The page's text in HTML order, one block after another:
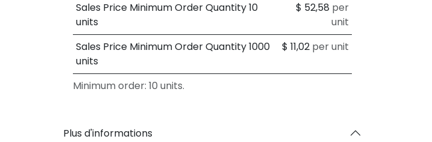
Sales Price Minimum Order Quantity 10
units
$ 52,58 per
unit
Sales Price Minimum Order Quantity 1000
units
$11,02 per unit
Minimum order: 10 units.
Plus d'informations